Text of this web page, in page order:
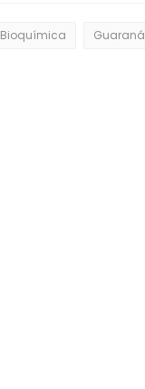
Bioquímica Guaraná